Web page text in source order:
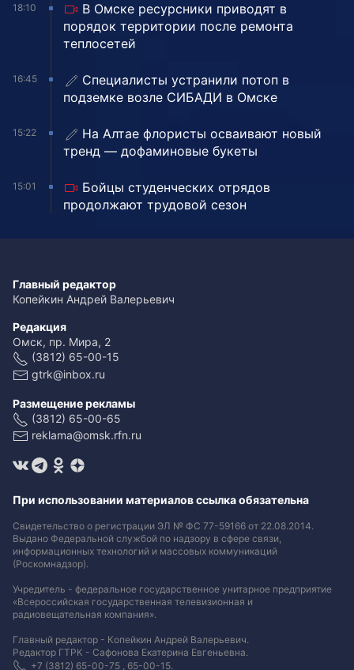
18:10
В Омске ресурсники приводят в
порядок территории после ремонта
теплосетей
16:45
Специалисты устранили потоп в
подземке возле СИБАДИ в Омске
15:22
На Алтае флористы осваивают новый
тренд — дофаминовые букеты
15:01
Бойцы студенческих отрядов
продолжают трудовой сезон
Главный редактор
Копейкин Андрей Валерьевич
Редакция
Омск, пр. Мира, 2
(3812) 65-00-15
gtrk@inbox.ru
Размещение рекламы
(3812) 65-00-65
reklama@omsk.rfn.ru
При использовании материалов ссылка обязательна
Свидетельство о регистрации ЭЛ № ФС 77-59166 от 22.08.2014.
Выдано Федеральной службой по надзору в сфере связи,
информационных технологий и массовых коммуникаций
(Роскомнадзор).
Учредитель - федеральное государственное унитарное предприятие
«Всероссийская государственная телевизионная и
радиовещательная компания».
Главный редактор - Копейкин Андрей Валерьевич.
Редактор ГТРК - Сафонова Екатерина Евгеньевна.
+7 (3812) 65-00-75 , 65-00-15.